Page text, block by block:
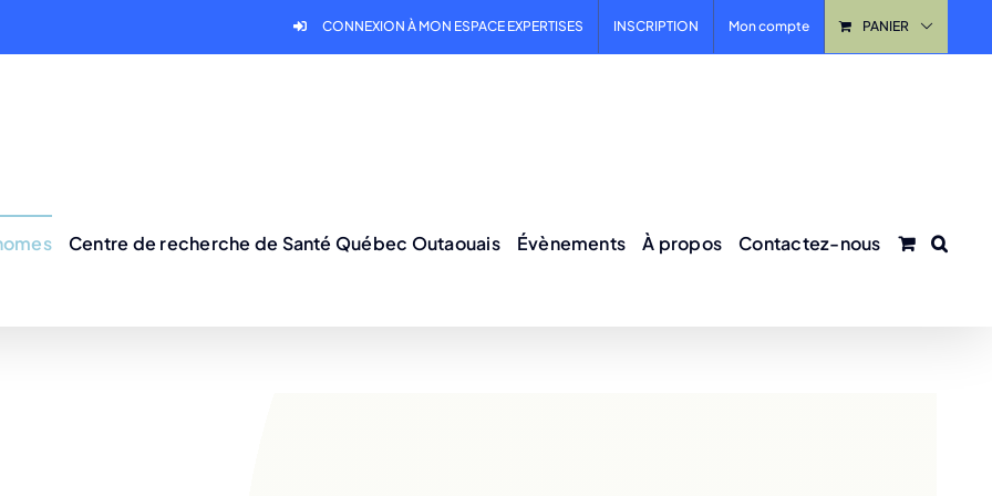
CONNEXION À MON ESPACE EXPERTISES INSCRIPTION Mon compte PANIER
Centre de recherche de Santé Québec Outaouais Évènements À propos Contactez-nous